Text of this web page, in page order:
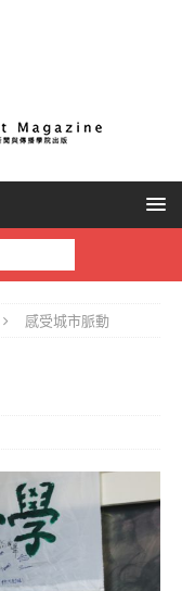
感受城市脈動